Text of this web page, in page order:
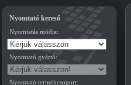
Nyomtató kereső
Nyomtatás módja:
Nyomtató gyártó:
Nyomtató termékcsoport: